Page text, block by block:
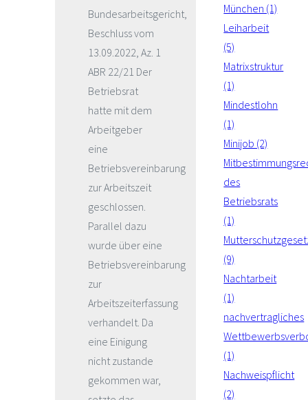
Bundesarbeitsgericht,
Beschluss vom
13.09.2022, Az. 1
ABR 22/21 Der
Betriebsrat
hatte mit dem
Arbeitgeber
eine
Betriebsvereinbarung
zur Arbeitszeit
geschlossen.
Parallel dazu
wurde über eine
Betriebsvereinbarung
zur
Arbeitszeiterfassung
verhandelt. Da
eine Einigung
nicht zustande
gekommen war,
München (1)
Leiharbeit
(5)
Matrixstruktur
(1)
Mindestlohn
(1)
Minijob (2)
des
Betriebsrats
(1)
(9)
Nachtarbeit
(1)
nachvertragliches
(1)
Nachweispflicht
(2)